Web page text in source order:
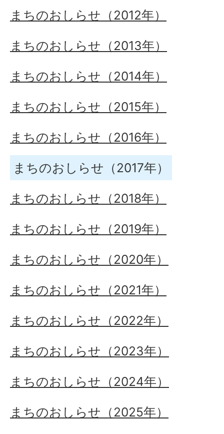
まちのおしらせ（2012年）
まちのおしらせ（2013年）
まちのおしらせ（2014年）
まちのおしらせ（2015年）
まちのおしらせ（2016年）
まちのおしらせ（2017年）
まちのおしらせ（2018年）
まちのおしらせ（2019年）
まちのおしらせ（2020年）
まちのおしらせ（2021年）
まちのおしらせ（2022年）
まちのおしらせ（2023年）
まちのおしらせ（2024年）
まちのおしらせ（2025年）